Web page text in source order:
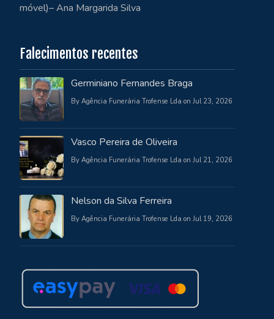
móvel)– Ana Margarida Silva
Falecimentos recentes
Germiniano Fernandes Braga
By Agência Funerária Trofense Lda on Jul 23, 2026
Vasco Pereira de Oliveira
By Agência Funerária Trofense Lda on Jul 21, 2026
Nelson da Silva Ferreira
By Agência Funerária Trofense Lda on Jul 19, 2026